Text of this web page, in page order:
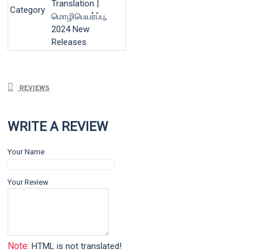
Category
Translation |
மொழிபெயர்ப்பு,
2024 New
Releases
REVIEWS
WRITE A REVIEW
Your Name
Your Review
Note: HTML is not translated!